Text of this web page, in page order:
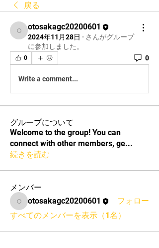
戻る
otosakagc20200601
otosakagc20200601
2024年11月28日 · さんがグループ
に参加しました。
0 0
Write a comment...
グループについて
Welcome to the group! You can
connect with other members, ge...
続きを読む
メンバー
otosakagc20200601
otosakagc20200601
フォロー
すべてのメンバーを表示（1名）